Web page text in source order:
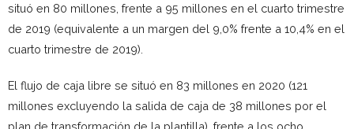
situó en 80 millones, frente a 95 millones en el cuarto trimestre
de 2019 (equivalente a un margen del 9,0% frente a 10,4% en el
cuarto trimestre de 2019).
El flujo de caja libre se situó en 83 millones en 2020 (121
millones excluyendo la salida de caja de 38 millones por el
plan de transformación de la plantilla), frente a los ocho